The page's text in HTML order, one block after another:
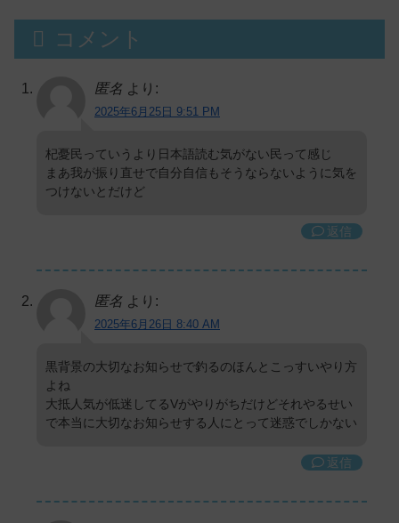
コメント
匿名 より:
2025年6月25日 9:51 PM
杞憂民っていうより日本語読む気がない民って感じ
まあ我が振り直せで自分自信もそうならないように気を
つけないとだけど
返信
匿名 より:
2025年6月26日 8:40 AM
黒背景の大切なお知らせで釣るのほんとこっすいやり方
よね
大抵人気が低迷してるVがやりがちだけどそれやるせい
で本当に大切なお知らせする人にとって迷惑でしかない
返信